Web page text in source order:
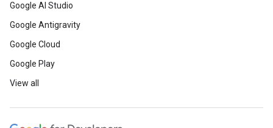
Google AI Studio
Google Antigravity
Google Cloud
Google Play
View all